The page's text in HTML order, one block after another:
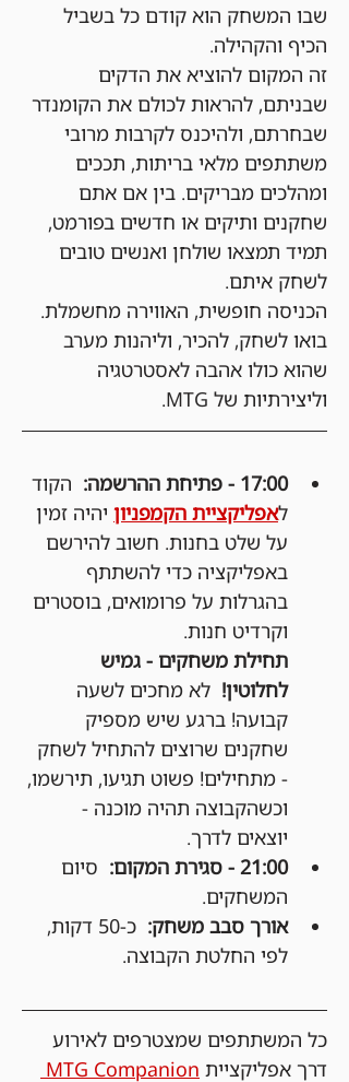
שבו המשחק הוא קודם כל בשביל
הכיף והקהילה.
זה המקום להוציא את הדקים
שבניתם, להראות לכולם את הקומנדר
שבחרתם, ולהיכנס לקרבות מרובי
משתתפים מלאי בריתות, תככים
ומהלכים מבריקים. בין אם אתם
שחקנים ותיקים או חדשים בפורמט,
תמיד תמצאו שולחן ואנשים טובים
לשחק איתם.
הכניסה חופשית, האווירה מחשמלת.
בואו לשחק, להכיר, וליהנות מערב
שהוא כולו אהבה לאסטרטגיה
וליצירתיות של MTG.
17:00 - פתיחת ההרשמה:
הקוד
לאפליקציית הקמפניון יהיה זמין
על שלט בחנות. חשוב להירשם
באפליקציה כדי להשתתף
בהגרלות על פרומואים, בוסטרים
וקרדיט חנות.
תחילת משחקים - גמיש
לחלוטין! לא מחכים לשעה
קבועה! ברגע שיש מספיק
שחקנים שרוצים להתחיל לשחק
- מתחילים! פשוט תגיעו, תירשמו,
וכשהקבוצה תהיה מוכנה -
יוצאים לדרך.
21:00 - סגירת המקום:
סיום
המשחקים.
אורך סבב משחק:
כ-50 דקות,
לפי החלטת הקבוצה.
כל המשתתפים שמצטרפים לאירוע
דרך אפליקציית MTG Companion